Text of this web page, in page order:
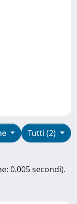
Tutti (2)
0.005 secondi).